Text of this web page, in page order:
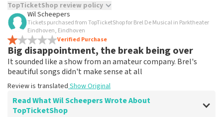
TopTicketShop review policy
TopTicketShop collects reviews from real customers. It is
not possible to leave a review if you have not purchased
tickets from TopTicketShop. Reviews with coarse language
and/or falsehoods will not be posted. It may take a few
weeks for a review to be posted.
Wil Scheepers
Tickets purchased from TopTicketShop for Brel De Musical in Parktheater
Eindhoven, Eindhoven
Verified Purchase
Big disappointment, the break being over
It sounded like a show from an amateur company. Brel's
beautiful songs didn't make sense at all
Review is translated Show Original
Read What Wil Scheepers Wrote About
TopTicketShop